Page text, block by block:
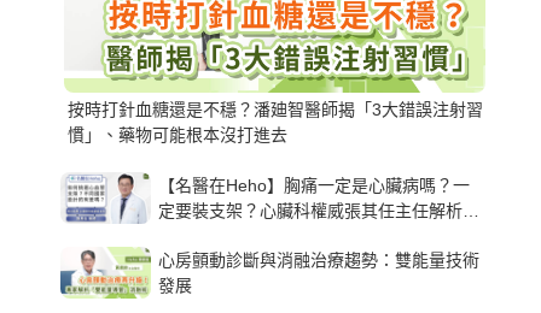
按時打針血糖還是不穩？潘廸智醫師揭「3大錯誤注射習
慣」、藥物可能根本沒打進去
【名醫在Heho】胸痛一定是心臟病嗎？一
定要裝支架？心臟科權威張其任主任解析支
心房顫動診斷與消融治療趨勢：雙能量技術
發展